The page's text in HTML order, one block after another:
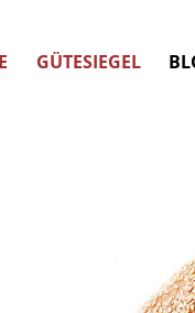
GÜTESIEGEL